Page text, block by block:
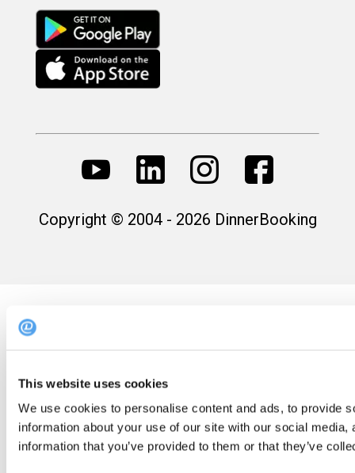
This website uses cookies
We use cookies to personalise content and ads, to provide
information about your use of our site with our social
information that you’ve provided to them or that they’ve
Copyright © 2004 - 2026 DinnerBooking